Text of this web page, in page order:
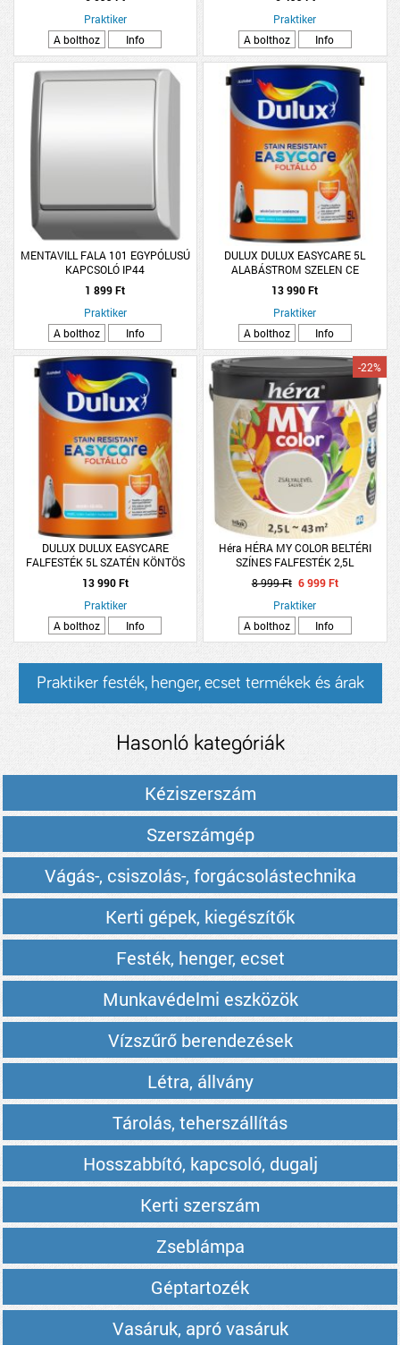
Praktiker
A bolthoz
Info
Praktiker
A bolthoz
Info
MENTAVILL FALA 101 EGYPÓLUSÚ
KAPCSOLÓ IP44
1 899 Ft
Praktiker
A bolthoz
Info
DULUX DULUX EASYCARE 5L
ALABÁSTROM SZELEN CE
DISZPERZIÓS FALFESTÉK
13 990 Ft
Praktiker
A bolthoz
Info
DULUX DULUX EASYCARE
FALFESTÉK 5L SZATÉN KÖNTÖS
13 990 Ft
Praktiker
A bolthoz
Info
Héra HÉRA MY COLOR BELTÉRI
SZÍNES FALFESTÉK 2,5L
ZSÁLYALEVÉL
-22%
8 999 Ft 6 999 Ft
Praktiker
A bolthoz
Info
Praktiker festék, henger, ecset termékek és árak
Hasonló kategóriák
Kéziszerszám
Szerszámgép
Vágás-, csiszolás-, forgácsolástechnika
Kerti gépek, kiegészítők
Festék, henger, ecset
Munkavédelmi eszközök
Vízszűrő berendezések
Létra, állvány
Tárolás, teherszállítás
Hosszabbító, kapcsoló, dugalj
Kerti szerszám
Zseblámpa
Géptartozék
Vasáruk, apró vasáruk